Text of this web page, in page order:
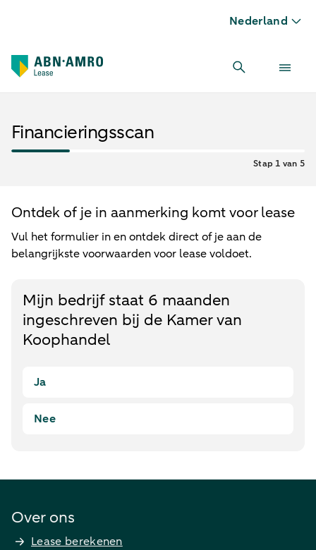
Nederland
Financieringsscan
Stap 1 van 5
Ontdek of je in aanmerking komt voor lease
Vul het formulier in en ontdek direct of je aan de
belangrijkste voorwaarden voor lease voldoet.
Mijn bedrijf staat 6 maanden
ingeschreven bij de Kamer van
Koophandel
Ja
Nee
Over ons
Lease berekenen